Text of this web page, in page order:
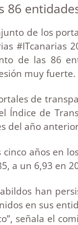
86
de los
#ITcanarias
de las 86
muy fuerte.
de
Índice de
del año
cinco años en
a un 6,93 en
han
en sus
señala el